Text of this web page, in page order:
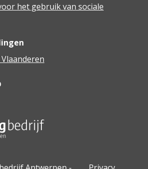
het gebruik van sociale